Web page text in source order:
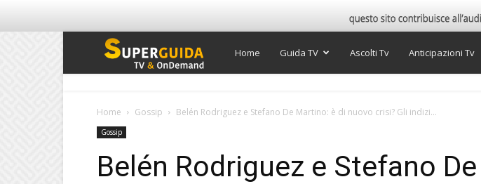
Super
Home Guida TV Ascolti Tv Anticipazioni Tv
Home Gossip Belén Rodriguez e Stefano De Martino: è di nuovo crisi? Gli indizi...
Gossip
Belén Rodriguez e Stefano De